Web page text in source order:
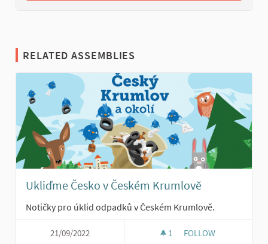
RELATED ASSEMBLIES
Ukliďme Česko v Českém Krumlově
Notičky pro úklid odpadků v Českém Krumlově.
21/09/2022 1 1 FOLLOWER
FOLLOW